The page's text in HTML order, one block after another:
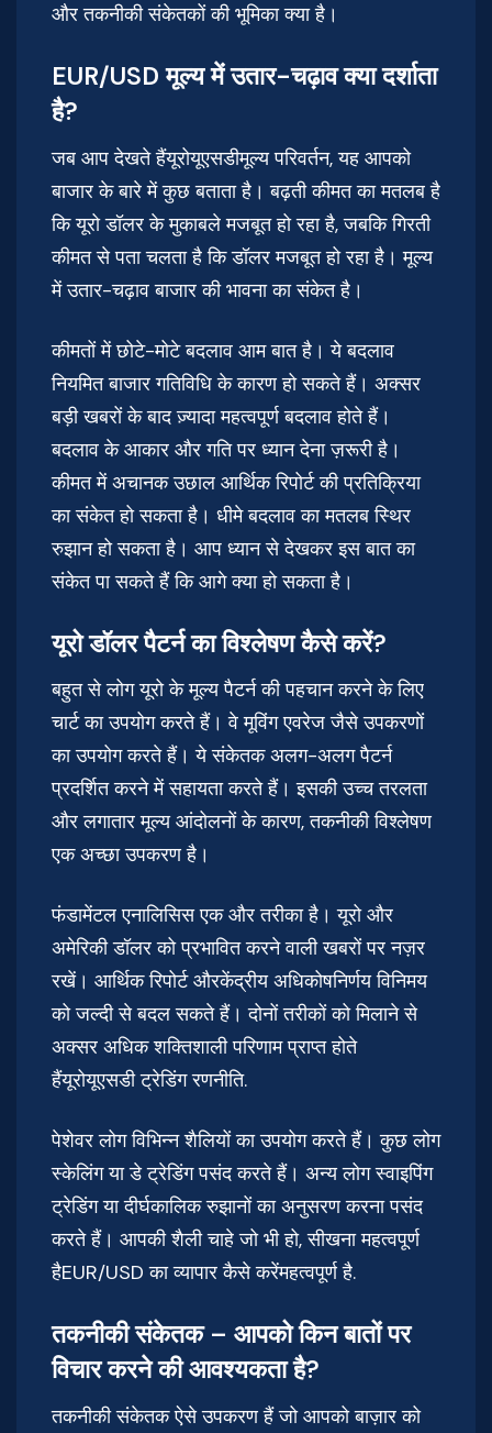
और तकनीकी संकेतकों की भूमिका क्या है।
EUR/USD मूल्य में उतार-चढ़ाव क्या दर्शाता
है?
जब आप देखते हैंयूरोयूएसडीमूल्य परिवर्तन, यह आपको
बाजार के बारे में कुछ बताता है। बढ़ती कीमत का मतलब है
कि यूरो डॉलर के मुकाबले मजबूत हो रहा है, जबकि गिरती
कीमत से पता चलता है कि डॉलर मजबूत हो रहा है। मूल्य
में उतार-चढ़ाव बाजार की भावना का संकेत है।
कीमतों में छोटे-मोटे बदलाव आम बात है। ये बदलाव
नियमित बाजार गतिविधि के कारण हो सकते हैं। अक्सर
बड़ी खबरों के बाद ज़्यादा महत्वपूर्ण बदलाव होते हैं।
बदलाव के आकार और गति पर ध्यान देना ज़रूरी है।
कीमत में अचानक उछाल आर्थिक रिपोर्ट की प्रतिक्रिया
का संकेत हो सकता है। धीमे बदलाव का मतलब स्थिर
रुझान हो सकता है। आप ध्यान से देखकर इस बात का
संकेत पा सकते हैं कि आगे क्या हो सकता है।
यूरो डॉलर पैटर्न का विश्लेषण कैसे करें?
बहुत से लोग यूरो के मूल्य पैटर्न की पहचान करने के लिए
चार्ट का उपयोग करते हैं। वे मूविंग एवरेज जैसे उपकरणों
का उपयोग करते हैं। ये संकेतक अलग-अलग पैटर्न
प्रदर्शित करने में सहायता करते हैं। इसकी उच्च तरलता
और लगातार मूल्य आंदोलनों के कारण, तकनीकी विश्लेषण
एक अच्छा उपकरण है।
फंडामेंटल एनालिसिस एक और तरीका है। यूरो और
अमेरिकी डॉलर को प्रभावित करने वाली खबरों पर नज़र
रखें। आर्थिक रिपोर्ट औरकेंद्रीय अधिकोषनिर्णय विनिमय
को जल्दी से बदल सकते हैं। दोनों तरीकों को मिलाने से
अक्सर अधिक शक्तिशाली परिणाम प्राप्त होते
हैंयूरोयूएसडी ट्रेडिंग रणनीति.
पेशेवर लोग विभिन्न शैलियों का उपयोग करते हैं। कुछ लोग
स्केलिंग या डे ट्रेडिंग पसंद करते हैं। अन्य लोग स्वाइपिंग
ट्रेडिंग या दीर्घकालिक रुझानों का अनुसरण करना पसंद
करते हैं। आपकी शैली चाहे जो भी हो, सीखना महत्वपूर्ण
हैEUR/USD का व्यापार कैसे करेंमहत्वपूर्ण है.
तकनीकी संकेतक – आपको किन बातों पर
विचार करने की आवश्यकता है?
तकनीकी संकेतक ऐसे उपकरण हैं जो आपको बाज़ार को